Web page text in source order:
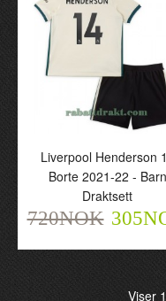
Manchester United
2021-22 - Barn
Langermet
802NOK
Liverpool Henderson
Borte 2021-22 - Barn
Draktsett
720NOK
Viser